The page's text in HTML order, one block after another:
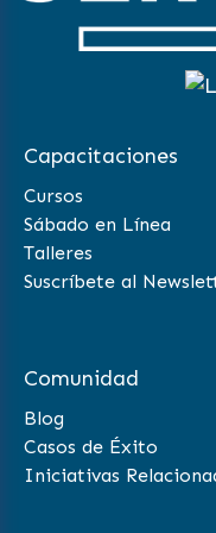
Capacitaciones
Cursos
Sábado en Línea
Talleres
Suscríbete al
Comunidad
Blog
Casos de Éxito
Iniciativas